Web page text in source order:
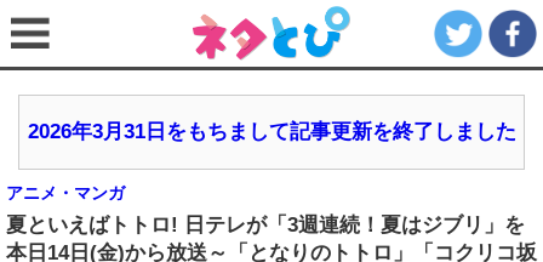
2026年3月31日をもちまして記事更新を終了しました
アニメ・マンガ
夏といえばトトロ! 日テレが「3週連続！夏はジブリ」を
本日14日(金)から放送～「となりのトトロ」「コクリコ坂